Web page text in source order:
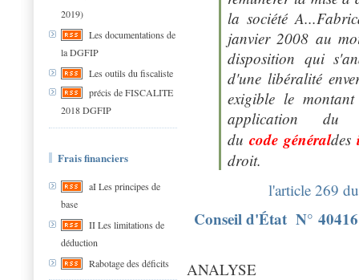
2019)
Les documentations de
la DGFIP
Les outils du fiscaliste
précis de FISCALITE
2018 DGFIP
Frais financiers
aI Les principes de
base
II Les limitations de
déduction
Rabotage des déficits
la société
janvier 2008 au
disposition qui
d'une libéralité
exigible le
application
du code généraldes
droit.
l'article 269
Conseil d'État N°
ANALYSE